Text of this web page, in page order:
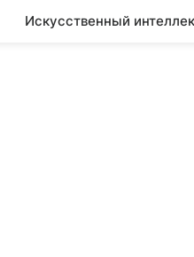
Искусственный